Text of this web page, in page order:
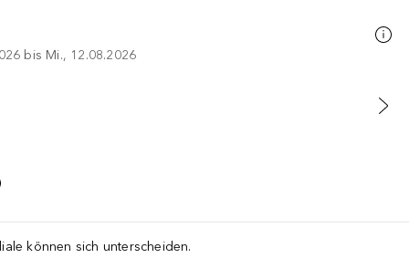
bis Mi., 12.08.2026
können sich unterscheiden.